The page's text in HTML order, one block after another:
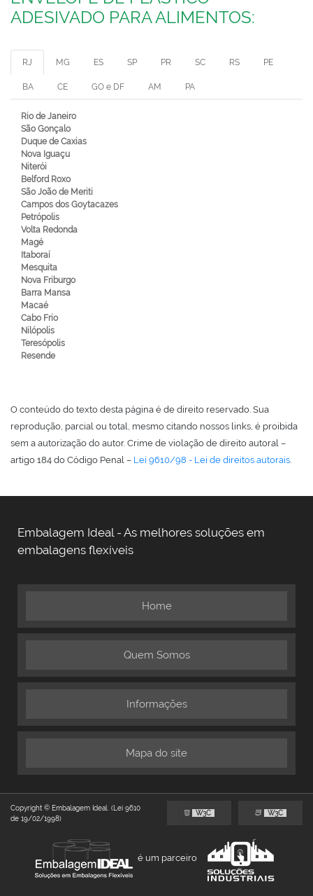
ADESIVADO PARA ALIMENTOS:
RJ MG ES SP PR SC RS PE
BA CE GO e DF AM PA
Rio de Janeiro
São Gonçalo
Duque de Caxias
Nova Iguaçu
Niterói
Belford Roxo
São João de Meriti
Campos dos Goytacazes
Petrópolis
Volta Redonda
Magé
Itaboraí
Mesquita
Nova Friburgo
Barra Mansa
Macaé
Cabo Frio
Nilópolis
Teresópolis
Resende
O conteúdo do texto desta página é de direito reservado. Sua
reprodução, parcial ou total, mesmo citando nossos links, é proibida
sem a autorização do autor. Crime de violação de direito autoral –
artigo 184 do Código Penal – Lei 9610/98 - Lei de direitos autorais.
Embalagem Ideal - As melhores soluções em
embalagens flexíveis
Home
Quem Somos
Informações
Mapa do site
Copyright © Embalagem Ideal. (Lei 9610
de 19/02/1998)
W3C W3C
é um parceiro